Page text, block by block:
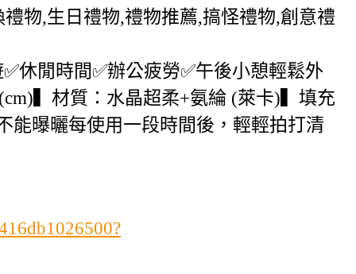
物,生日禮物,禮物推薦,搞怪禮物,創意禮
休閒時間✅辦公疲勞✅午後小憩輕鬆外
材質：水晶超柔+氨綸 (萊卡)▍填充
曝曬每使用一段時間後，輕輕拍打清